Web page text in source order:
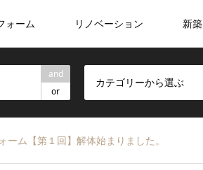
ォーム リノベーション 新築
and
or
カテゴリーから選ぶ
ム【第１回】解体始まりました。